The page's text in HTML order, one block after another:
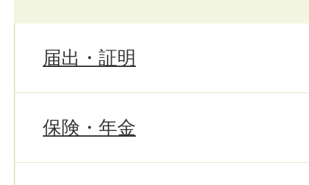
届出・証明
保険・年金